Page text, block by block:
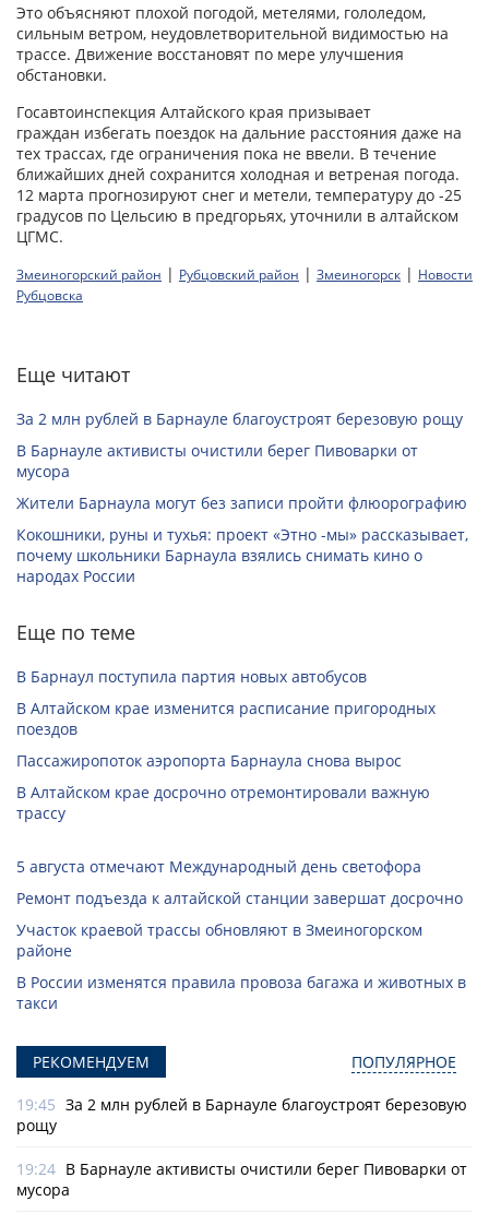
Это объясняют плохой погодой, метелями, гололедом,
сильным ветром, неудовлетворительной видимостью на
трассе. Движение восстановят по мере улучшения
обстановки.
Госавтоинспекция Алтайского края призывает
граждан избегать поездок на дальние расстояния даже на
тех трассах, где ограничения пока не ввели. В течение
ближайших дней сохранится холодная и ветреная погода.
12 марта прогнозируют снег и метели, температуру до -25
градусов по Цельсию в предгорьях, уточнили в алтайском
ЦГМС.
Змеиногорский район | Рубцовский район | Змеиногорск | Новости
Рубцовска
Еще читают
За 2 млн рублей в Барнауле благоустроят березовую рощу
В Барнауле активисты очистили берег Пивоварки от
мусора
Жители Барнаула могут без записи пройти флюорографию
Кокошники, руны и тухья: проект «Этно -мы» рассказывает,
почему школьники Барнаула взялись снимать кино о
народах России
Еще по теме
В Барнаул поступила партия новых автобусов
В Алтайском крае изменится расписание пригородных
поездов
Пассажиропоток аэропорта Барнаула снова вырос
В Алтайском крае досрочно отремонтировали важную
трассу
5 августа отмечают Международный день светофора
Ремонт подъезда к алтайской станции завершат досрочно
Участок краевой трассы обновляют в Змеиногорском
районе
В России изменятся правила провоза багажа и животных в
такси
РЕКОМЕНДУЕМ ПОПУЛЯРНОЕ
19:45 За 2 млн рублей в Барнауле благоустроят березовую
рощу
19:24 В Барнауле активисты очистили берег Пивоварки от
мусора